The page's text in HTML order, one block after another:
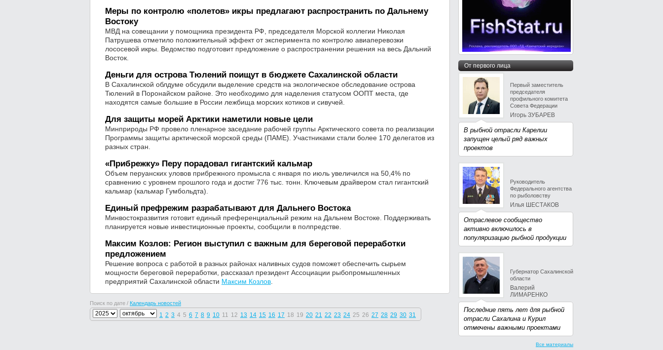
Меры по контролю «полетов» икры предлагают распространить по Дальнему
Востоку
МВД на совещании у помощника президента РФ, председателя Морской коллегии Николая
Патрушева отметило положительный эффект от эксперимента по контролю авиаперевозки
лососевой икры. Ведомство подготовит предложение о распространении решения на весь Дальний
Восток.
Деньги для острова Тюлений поищут в бюджете Сахалинской области
В Сахалинской облдуме обсудили выделение средств на экологическое обследование острова
Тюлений в Поронайском районе. Это необходимо для наделения статусом ООПТ места, где
находятся самые большие в России лежбища морских котиков и сивучей.
Для защиты морей Арктики наметили новые цели
Минприроды РФ провело пленарное заседание рабочей группы Арктического совета по реализации
Программы защиты арктической морской среды (ПАМЕ). Участниками стали более 170 делегатов из
разных стран.
«Прибрежку» Перу порадовал гигантский кальмар
Объем перуанских уловов прибрежного промысла с января по июль увеличился на 50,4% по
сравнению с уровнем прошлого года и достиг 776 тыс. тонн. Ключевым драйвером стал гигантский
кальмар (кальмар Гумбольдта).
Единый префрежим разрабатывают для Дальнего Востока
Минвостокразвития готовит единый преференциальный режим на Дальнем Востоке. Поддерживать
планируется новые инвестиционные проекты, сообщили в полпредстве.
Максим Козлов: Регион выступил с важным для береговой переработки
предложением
Решение вопроса с работой в разных районах наливных судов поможет обеспечить сырьем
мощности береговой переработки, рассказал президент Ассоциации рыбопромышленных
предприятий Сахалинской области Максим Козлов
Поиск по дате / Календарь новостей
1 2 3 4 5 6 7 8 9 10 11 12 13 14 15 16 17 18 19 20 21 22 23 24 25 26 27 28 29 30 31
От первого лица
Первый заместитель
председателя
профильного комитета
Совета Федерации
Игорь ЗУБАРЕВ
В рыбной отрасли Карелии
запущен целый ряд важных
проектов
Руководитель
Федерального агентства
по рыболовству
Илья ШЕСТАКОВ
Отраслевое сообщество
активно включилось в
популяризацию рыбной продукции
Губернатор Сахалинской
области
Валерий
ЛИМАРЕНКО
Последние пять лет для рыбной
отрасли Сахалина и Курил
отмечены важными проектами
Все материалы